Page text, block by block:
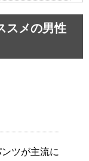
病院ですぐわ
これ！
スメの男性
ツが主流に